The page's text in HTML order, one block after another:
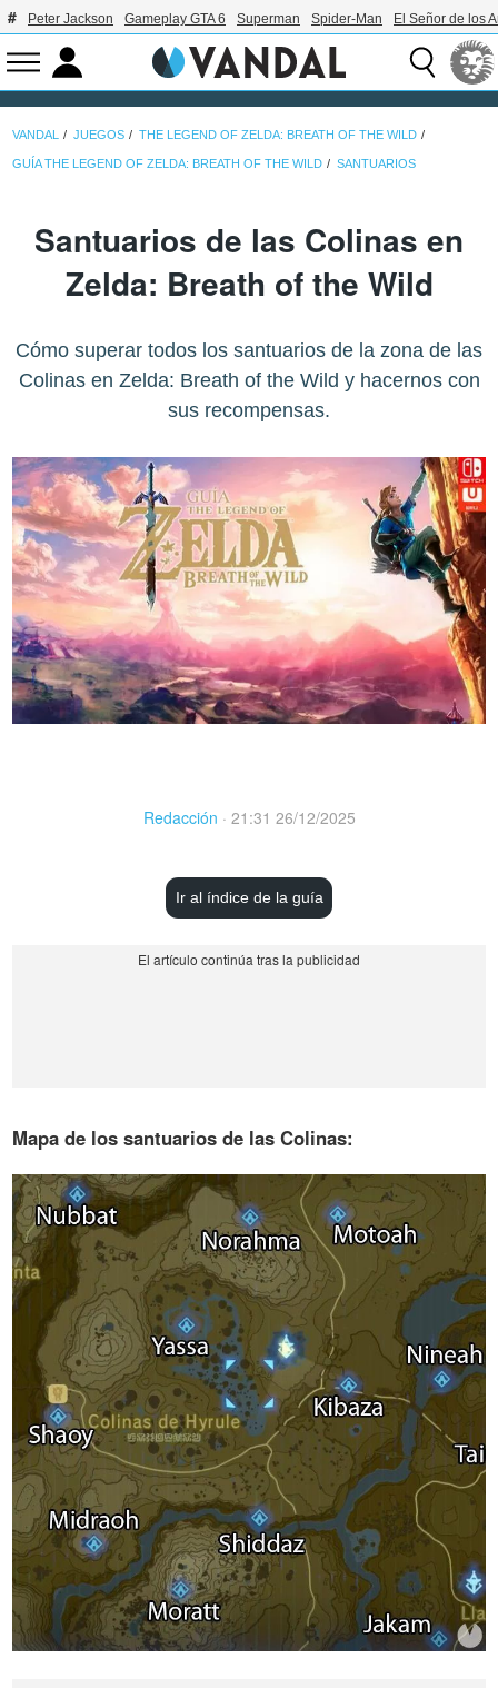
Peter Jackson Gameplay GTA 6 Superman Spider-Man El Señor de los
VANDAL JUEGOS THE LEGEND OF ZELDA: BREATH OF THE WILD
GUÍA THE LEGEND OF ZELDA: BREATH OF THE WILD SANTUARIOS
Santuarios de las Colinas en
Zelda: Breath of the Wild
Cómo superar todos los santuarios de la zona de las
Colinas en Zelda: Breath of the Wild y hacernos con
sus recompensas.
Redacción · 21:31 26/12/2025
Ir al índice de la guía
Mapa de los santuarios de las Colinas: